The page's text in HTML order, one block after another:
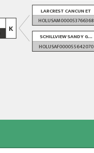
K
LARCREST CANCUN ET
HOLUSAM000053766368
SCHILLVIEW SANDY G...
HOLUSAF000055642070